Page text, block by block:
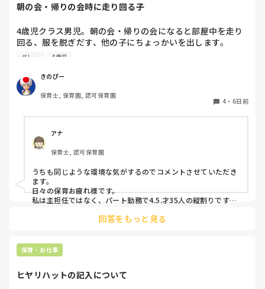
朝の会・帰りの会時に走り回る子
4歳児クラス男児。朝の会・帰りの会になると部屋中を走り
回る、服を脱ぎだす、他の子にちょっかいを出します。
私が主担任、もう一人補助の先生がいますが、補助の先生は
です。
私がその子の対応をしているとクラス全体の流れが止まって
しまい、クラス全体が落ち着かなくなってしまう。別スペー
なる…という悪循環に陥ってしまっています。
何か少しでも良い方法はないかなと悩み、ここで相談させて
グレー 4歳児
きのぴー
保育士, 保育園, 認可保育園
4 ・ 6日前
アナ
保育士, 認可保育園
うちも同じような環境な気がするのでコメントさせていただき
ます。
日々の保育お疲れ様です。
私は主担任ではなく、パート勤務で4.5.才35人の縦割りです。
うちも要支援児が数名おり、朝の集まりで立って歌を歌うのに
立ちましょうの合図で立つかどうかはそれぞれで、したくない
という子どもは今はうたの時間だから立たなくてもいいから座
り回る子どもは減りました。
回答をもっと見る
保育・お仕事
ヒヤリハットの記入について